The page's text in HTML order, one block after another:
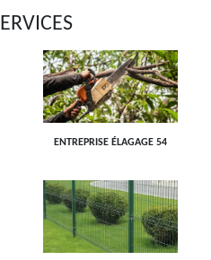
ENTREPRISE ÉLAGAGE 54